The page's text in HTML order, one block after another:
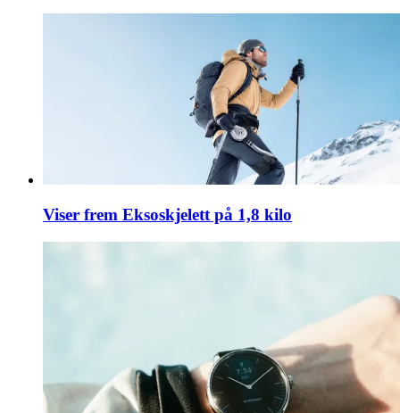
Viser frem Eksoskjelett på 1,8 kilo